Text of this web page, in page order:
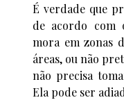
É verdade que
de acordo com
mora em zonas
áreas, ou não
não precisa
Ela pode ser